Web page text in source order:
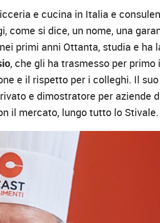
e cucina in Italia e
come si dice, un nome, una
primi anni Ottanta, studia e ha
, che gli ha trasmesso per primo
e il rispetto per i colleghi. Il
e dimostratore per aziende
il mercato, lungo tutto lo Stivale.